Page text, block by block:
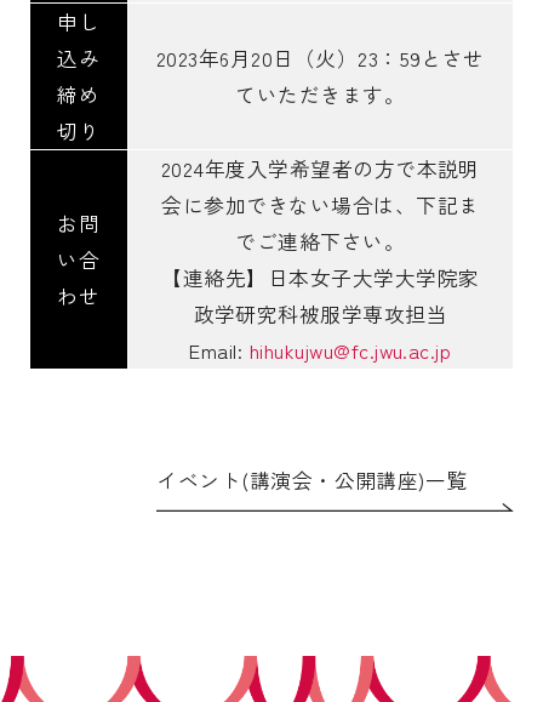
申し
込み
締め
切り
2023年6月20日（火）23：59 とさせ
ていただきます。
お問
い合
わせ
2024年度入学希望者の方で本説明
会に参加できない場合は、下記ま
でご連絡下さい。
【連絡先】日本女子大学大学院家
政学研究科被服学専攻担当
Email: hihukujwu@fc.jwu.ac.jp
イベント(講演会・公開講座)一覧